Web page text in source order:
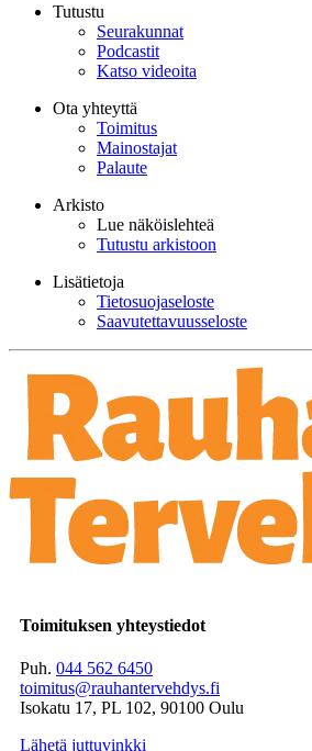
Tutustu
Seurakunnat
Podcastit
Katso videoita
Ota yhteyttä
Toimitus
Mainostajat
Palaute
Arkisto
Lue näköislehteä
Tutustu arkistoon
Lisätietoja
Tietosuojaseloste
Saavutettavuusseloste
Toimituksen yhteystiedot
Puh. 044 562 6450
toimitus@rauhantervehdys.fi
Isokatu 17, PL 102, 90100 Oulu
Lähetä juttuvinkki